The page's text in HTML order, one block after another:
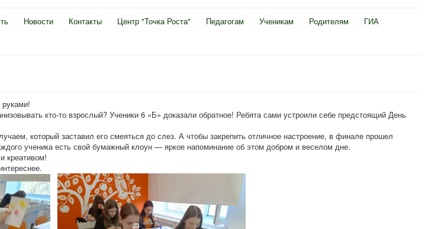
Новости Контакты Центр "Точка Роста" Педагогам Ученикам Родителям
ГИА
кто-то взрослый? Ученики 6 «Б» доказали обратное! Ребята сами устроили себе предстоящий День
который заставил его смеяться до слез. А чтобы закрепить отличное настроение, в финале прошел
ученика есть свой бумажный клоун — яркое напоминание об этом добром и веселом дне.
креативом!